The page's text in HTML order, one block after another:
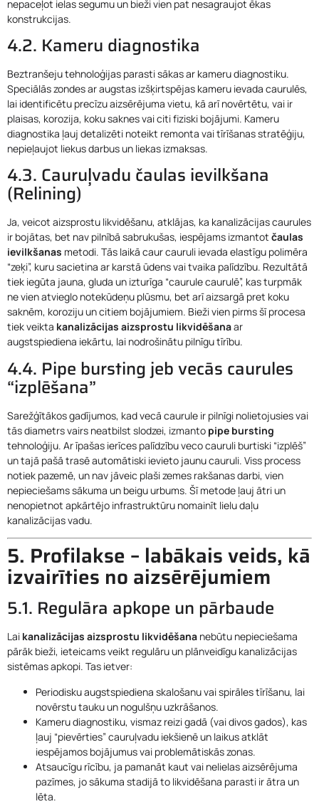
nepaceļot ielas segumu un bieži vien pat nesagraujot ēkas
konstrukcijas.
4.2. Kameru diagnostika
Beztranšeju tehnoloģijas parasti sākas ar kameru diagnostiku.
Speciālās zondes ar augstas izšķirtspējas kameru ievada caurulēs,
lai identificētu precīzu aizsērējuma vietu, kā arī novērtētu, vai ir
plaisas, korozija, koku saknes vai citi fiziski bojājumi. Kameru
diagnostika ļauj detalizēti noteikt remonta vai tīrīšanas stratēģiju,
nepieļaujot liekus darbus un liekas izmaksas.
4.3. Cauruļvadu čaulas ievilkšana
(Relining)
Ja, veicot aizsprostu likvidēšanu, atklājas, ka kanalizācijas caurules
ir bojātas, bet nav pilnībā sabrukušas, iespējams izmantot čaulas
ievilkšanas metodi. Tās laikā caur cauruli ievada elastīgu polimēra
“zeķi”, kuru sacietina ar karstā ūdens vai tvaika palīdzību. Rezultātā
tiek iegūta jauna, gluda un izturīga “caurule caurulē”, kas turpmāk
ne vien atvieglo notekūdeņu plūsmu, bet arī aizsargā pret koku
saknēm, koroziju un citiem bojājumiem. Bieži vien pirms šī procesa
tiek veikta kanalizācijas aizsprostu likvidēšanaar
augstspiediena iekārtu, lai nodrošinātu pilnīgu tīrību.
4.4. Pipe bursting jeb vecās caurules
“izplēšana”
Sarežģītākos gadījumos, kad vecā caurule ir pilnīgi nolietojusies vai
tās diametrs vairs neatbilst slodzei, izmanto pipe bursting
tehnoloģiju. Ar īpašas ierīces palīdzību veco cauruli burtiski “izplēš”
un tajā pašā trasē automātiski ievieto jaunu cauruli. Viss process
notiek pazemē, un nav jāveic plaši zemes rakšanas darbi, vien
nepieciešams sākuma un beigu urbums. Šī metode ļauj ātri un
nenopietnot apkārtējo infrastruktūru nomainīt lielu daļu
kanalizācijas vadu.
5. Profilakse – labākais veids, kā
izvairīties no aizsērējumiem
5.1. Regulāra apkope un pārbaude
Lai kanalizācijas aizsprostu likvidēšana nebūtu nepieciešama
pārāk bieži, ieteicams veikt regulāru un plānveidīgu kanalizācijas
sistēmas apkopi. Tas ietver:
Periodisku augstspiediena skalošanu vai spirāles tīrīšanu, lai
novērstu tauku un nogulšņu uzkrāšanos.
Kameru diagnostiku, vismaz reizi gadā (vai divos gados), kas
ļauj “pievērties” cauruļvadu iekšienē un laikus atklāt
iespējamos bojājumus vai problemātiskās zonas.
Atsaucīgu rīcību, ja pamanāt kaut vai nelielas aizsērējuma
pazīmes, jo sākuma stadijā to likvidēšana parasti ir ātra un
lēta.